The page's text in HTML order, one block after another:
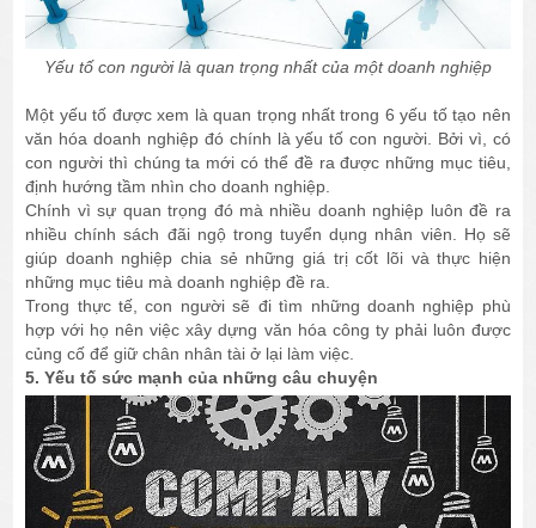
Yếu tố con người là quan trọng nhất của một doanh nghiệp
Một yếu tố được xem là quan trọng nhất trong 6 yếu tố tạo nên
văn hóa doanh nghiệp đó chính là yếu tố con người. Bởi vì, có
con người thì chúng ta mới có thể đề ra được những mục tiêu,
định hướng tầm nhìn cho doanh nghiệp.
Chính vì sự quan trọng đó mà nhiều doanh nghiệp luôn đề ra
nhiều chính sách đãi ngộ trong tuyển dụng nhân viên. Họ sẽ
giúp doanh nghiệp chia sẻ những giá trị cốt lõi và thực hiện
những mục tiêu mà doanh nghiệp đề ra.
Trong thực tế, con người sẽ đi tìm những doanh nghiệp phù
hợp với họ nên việc xây dựng văn hóa công ty phải luôn được
củng cố để giữ chân nhân tài ở lại làm việc.
5. Yếu tố sức mạnh của những câu chuyện